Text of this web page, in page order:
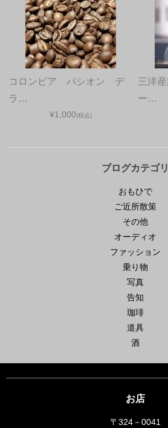
コロンビア パシオン デ
ラ…
¥1,000(税込)
三洋
ー…
ブログカテゴリ
おもひで
ご近所散策
その他
オーディオ
ファッション
乗り物
写真
告知
珈琲
道具
酒
お店
〒324－0041